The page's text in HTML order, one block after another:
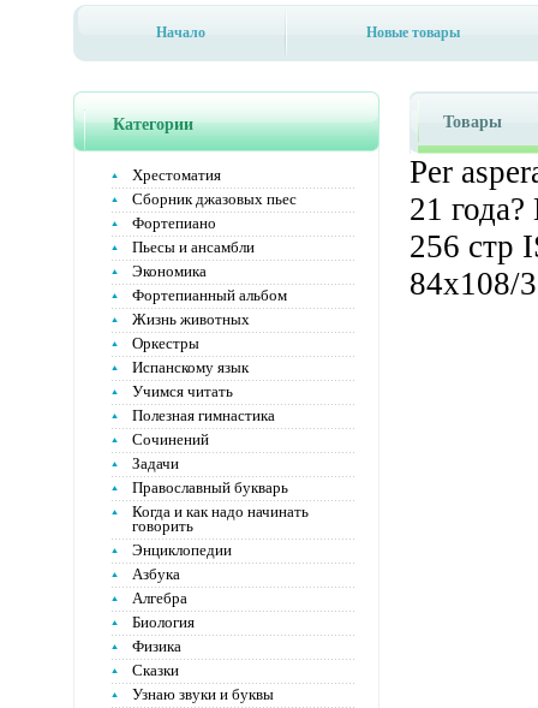
Начало Новые товары
Категории
Хрестоматия
Сборник джазовых пьес
Фортепиано
Пьесы и ансамбли
Экономика
Фортепианный альбом
Жизнь животных
Оркестры
Испанскому язык
Учимся читать
Полезная гимнастика
Сочинений
Задачи
Православный букварь
Когда и как надо начинать
говорить
Энциклопедии
Азбука
Алгебра
Биология
Физика
Сказки
Узнаю звуки и буквы
Товары
Per
21
256 стр
84x108/